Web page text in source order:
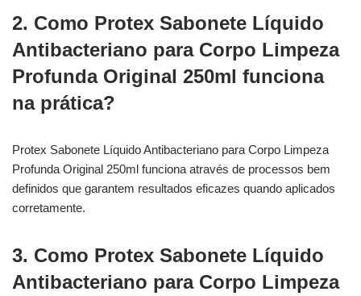
2. Como Protex Sabonete Líquido
Antibacteriano para Corpo Limpeza
Profunda Original 250ml funciona
na prática?
Protex Sabonete Líquido Antibacteriano para Corpo Limpeza
Profunda Original 250ml funciona através de processos bem
definidos que garantem resultados eficazes quando aplicados
corretamente.
3. Como Protex Sabonete Líquido
Antibacteriano para Corpo Limpeza